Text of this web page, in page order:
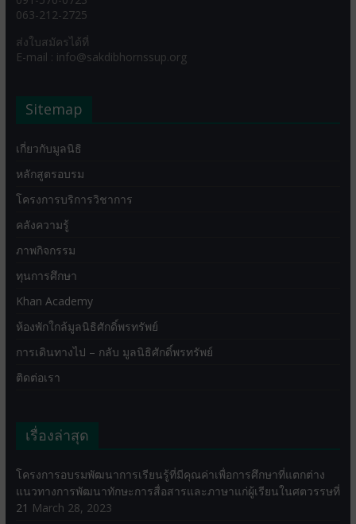
063-212-2725
ส่งใบสมัครได้ที่
E-mail : info@sakdibhornssup.org
Sitemap
เกี่ยวกับมูลนิธิ
หลักสูตรอบรม
โครงการบริการวิชาการ
คลังความรู้
ภาพกิจกรรม
ทุนการศึกษา
Khan Academy
ห้องพักใกล้มูลนิธิศักดิ์พรทรัพย์
การเดินทางไป – กลับ มูลนิธิศักดิ์พรทรัพย์
ติดต่อเรา
เรื่องล่าสุด
โครงการอบรมพัฒนาการเรียนรู้ที่มีคุณค่าเพื่อการศึกษาที่แตกต่าง
แนวทางการพัฒนาทักษะการสื่อสารและภาษาแก่ผู้เรียนในศตวรรษที่
21 March 28, 2023